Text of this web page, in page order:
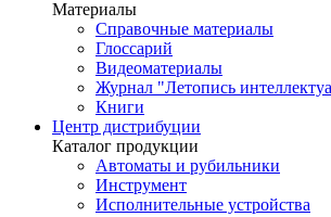
Материалы
Справочные материалы
Глоссарий
Видеоматериалы
Журнал "Летопись
Книги
Центр дистрибуции
Каталог продукции
Автоматы и рубильники
Инструмент
Исполнительные устройства